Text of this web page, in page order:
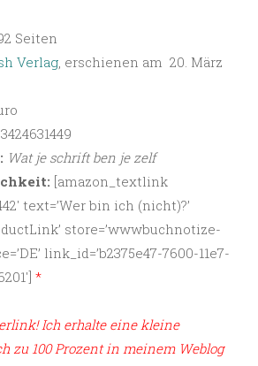
Seiten
Verlag, erschienen am 20. März
Wat je schrift ben je zelf
[amazon_textlink
text=’Wer bin ich (nicht)?’
store=’wwwbuchnotize-
link_id=’b2375e47-7600-11e7-
*
Ich erhalte eine kleine
zu 100 Prozent in meinem Weblog